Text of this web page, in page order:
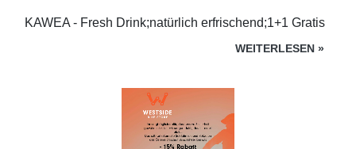
KAWEA - Fresh Drink;natürlich erfrischend;1+1 Gratis
WEITERLESEN »